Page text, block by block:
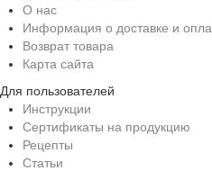
О нас
Информация о доставке и
Возврат товара
Карта сайта
Для пользователей
Инструкции
Сертификаты на продукцию
Рецепты
Статьи